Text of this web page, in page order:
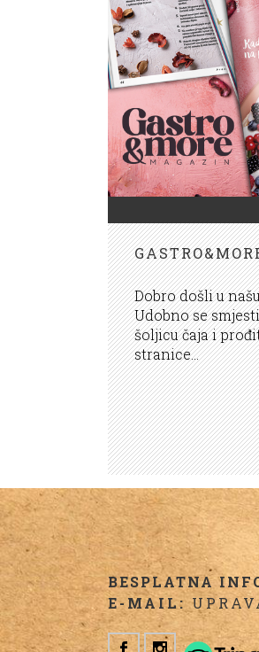
Dobro došli u
Udobno se
šoljicu čaja i
stranice...
BESPLATNA
E-MAIL: